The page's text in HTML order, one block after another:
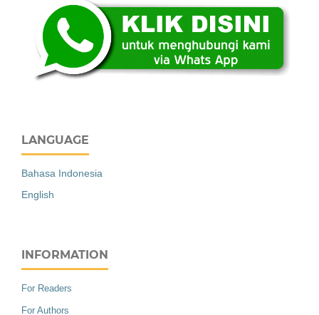
LANGUAGE
Bahasa Indonesia
English
INFORMATION
For Readers
For Authors